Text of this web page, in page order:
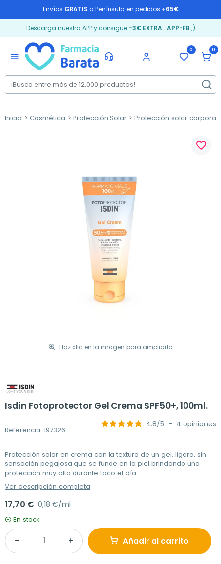
Envíos GRATIS a Península en pedidos +65€
Descarga nuestra APP y consigue -3€ EXTRA: APP-FB ;)
menu
0 0
Inicio Cosmética Protección Solar Protección solar corporal
Haz clic en la imagen para ampliarla
favorite_border
Isdin Fotoprotector Gel Crema SPF50+, 100ml.
Referencia: 197326
4.8/5 - 4 opiniones
Protección solar en crema con la textura de un gel, ligero, sin
sensación pegajosa que se funde en la piel brindando una
protección muy alta durante todo el día.
Ver descripción completa
17,70 € 0,18 €/ml
En stock
Añadir al carrito